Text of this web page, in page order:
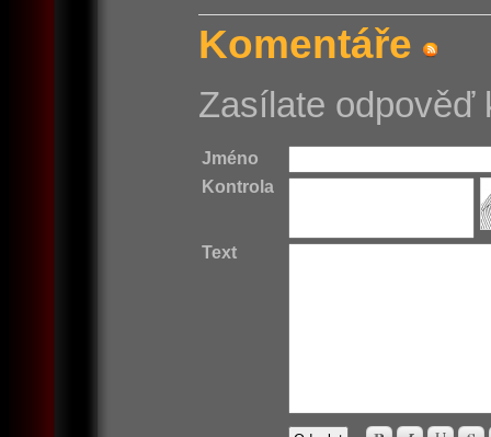
Komentáře
Zasílate odpověď
Jméno
Kontrola
Text